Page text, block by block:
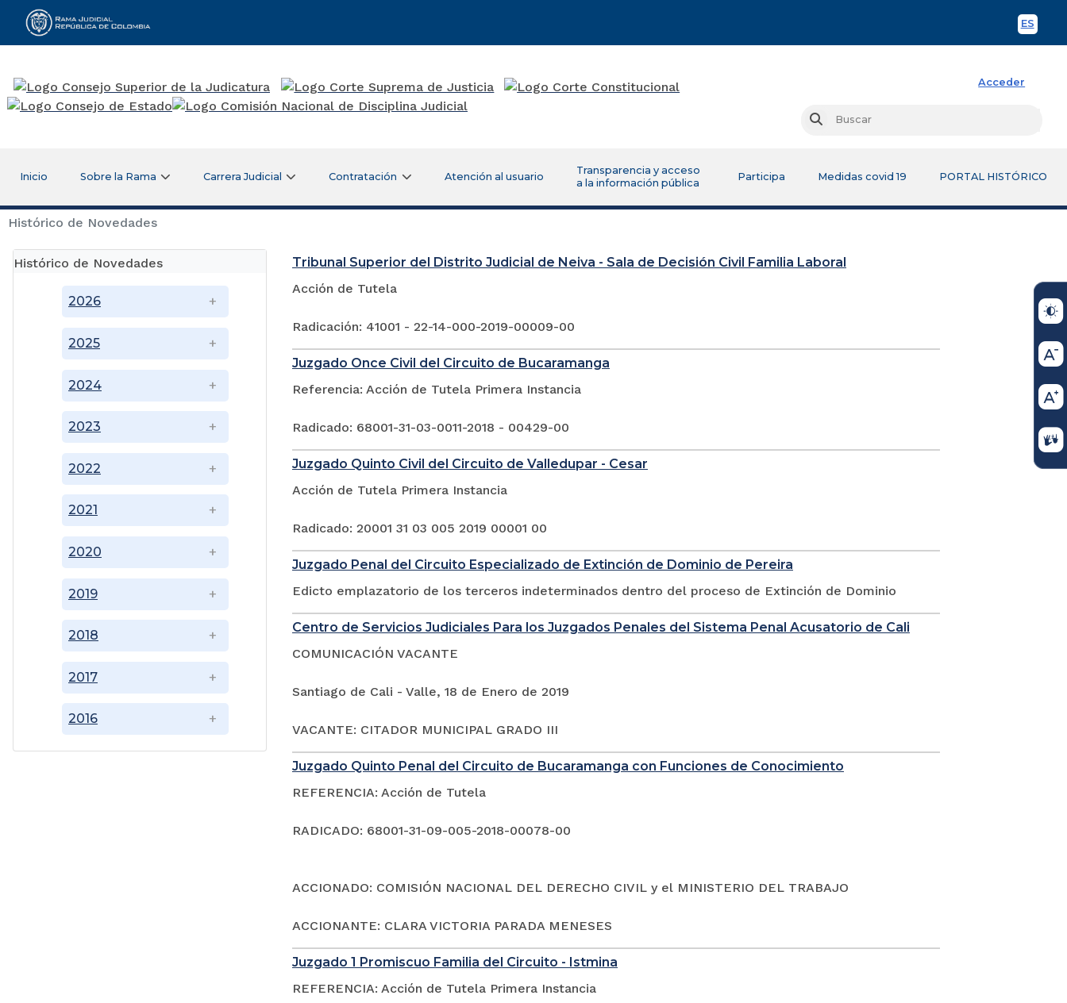
ES
Rama Judicial
Acceder
Buscar
Inicio Sobre la Rama Carrera Judicial Contratación Atención al usuario
Transparencia y acceso
a la información pública
Participa Medidas covid 19 PORTAL HISTÓRICO
Histórico de Novedades
Histórico de Novedades
2016
2017
2018
2019
2020
2021
2022
2023
2024
2025
2026
Tribunal Superior del Distrito Judicial de Neiva - Sala de Decisión Civil Familia Laboral
Acción de Tutela
Radicación: 41001 - 22-14-000-2019-00009-00
Juzgado Once Civil del Circuito de Bucaramanga
Referencia: Acción de Tutela Primera Instancia
Radicado: 68001-31-03-0011-2018 - 00429-00
Juzgado Quinto Civil del Circuito de Valledupar - Cesar
Acción de Tutela Primera Instancia
Radicado: 20001 31 03 005 2019 00001 00
Juzgado Penal del Circuito Especializado de Extinción de Dominio de Pereira
Edicto emplazatorio de los terceros indeterminados dentro del proceso de Extinción de Dominio
Centro de Servicios Judiciales Para los Juzgados Penales del Sistema Penal Acusatorio de Cali
COMUNICACIÓN VACANTE
Santiago de Cali - Valle, 18 de Enero de 2019
VACANTE: CITADOR MUNICIPAL GRADO III
Juzgado Quinto Penal del Circuito de Bucaramanga con Funciones de Conocimiento
REFERENCIA: Acción de Tutela
RADICADO: 68001-31-09-005-2018-00078-00
ACCIONADO: COMISIÓN NACIONAL DEL DERECHO CIVIL y el MINISTERIO DEL TRABAJO
ACCIONANTE: CLARA VICTORIA PARADA MENESES
Juzgado 1 Promiscuo Familia del Circuito - Istmina
REFERENCIA: Acción de Tutela Primera Instancia